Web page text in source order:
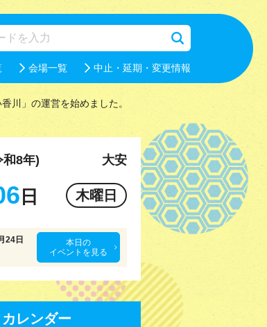
会場一覧 中止・延期・変更情報
川」の運営を始めました。
和8年) 大安
日 木曜日
24日
本日の
イベントを見る
カレンダー